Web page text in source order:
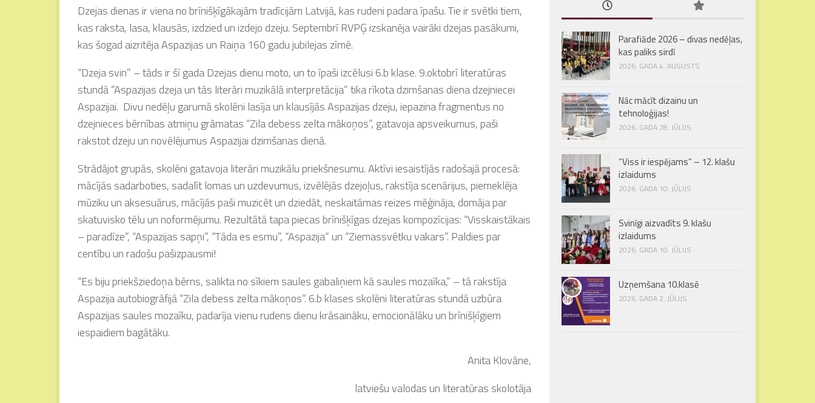
Dzejas dienas ir viena no brīnišķīgākajām tradīcijām Latvijā, kas rudeni padara īpašu. Tie ir svētki tiem,
kas raksta, lasa, klausās, izdzied un izdejo dzeju. Septembrī RVPĢ izskanēja vairāki dzejas pasākumi,
kas šogad aizritēja Aspazijas un Raiņa 160 gadu jubilejas zīmē.
“Dzeja svin” – tāds ir šī gada Dzejas dienu moto, un to īpaši izcēlusi 6.b klase. 9.oktobrī literatūras
stundā “Aspazijas dzeja un tās literāri muzikālā interpretācija” tika rīkota dzimšanas diena dzejniecei
Aspazijai. Divu nedēļu garumā skolēni lasīja un klausījās Aspazijas dzeju, iepazina fragmentus no
dzejnieces bērnības atmiņu grāmatas “Zila debess zelta mākoņos”, gatavoja apsveikumus, paši
rakstot dzeju un novēlējumus Aspazijai dzimšanas dienā.
Strādājot grupās, skolēni gatavoja literāri muzikālu priekšnesumu. Aktīvi iesaistījās radošajā procesā:
mācījās sadarboties, sadalīt lomas un uzdevumus, izvēlējās dzejoļus, rakstīja scenārijus, piemeklēja
mūziku un aksesuārus, mācījās paši muzicēt un dziedāt, neskaitāmas reizes mēģināja, domāja par
skatuvisko tēlu un noformējumu. Rezultātā tapa piecas brīnišķīgas dzejas kompozīcijas: “Visskaistākais
– paradīze”, “Aspazijas sapņi”, “Tāda es esmu”, “Aspazija” un “Ziemassvētku vakars”. Paldies par
centību un radošu pašizpausmi!
“Es biju priekšziedoņa bērns, salikta no sīkiem saules gabaliņiem kā saules mozaīka,” – tā rakstīja
Aspazija autobiogrāfijā “Zila debess zelta mākoņos”. 6.b klases skolēni literatūras stundā uzbūra
Aspazijas saules mozaīku, padarīja vienu rudens dienu krāsaināku, emocionālāku un brīnišķīgiem
iespaidiem bagātāku.
Anita Klovāne,
latviešu valodas un literatūras skolotāja
Parafiāde 2026 – divas nedēļas,
kas paliks sirdī
2026. GADA 4. AUGUSTS
Nāc mācīt dizainu un
tehnoloģijas!
2026. GADA 28. JŪLIJS
“Viss ir iespējams” – 12. klašu
izlaidums
2026. GADA 10. JŪLIJS
Svinīgi aizvadīts 9. klašu
izlaidums
2026. GADA 10. JŪLIJS
Uzņemšana 10.klasē
2026. GADA 2. JŪLIJS